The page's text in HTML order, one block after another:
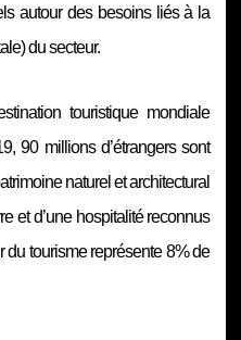
autour des besoins liés à la
du secteur.
touristique mondiale
90 millions d’étrangers sont
naturel et architectural
et d’une hospitalité reconnus
du tourisme représente 8% de